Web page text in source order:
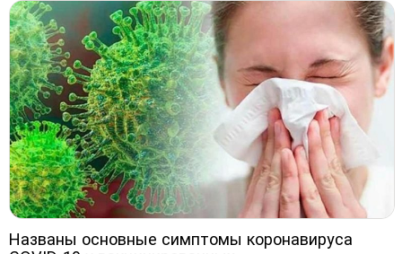
Названы основные симптомы коронавируса